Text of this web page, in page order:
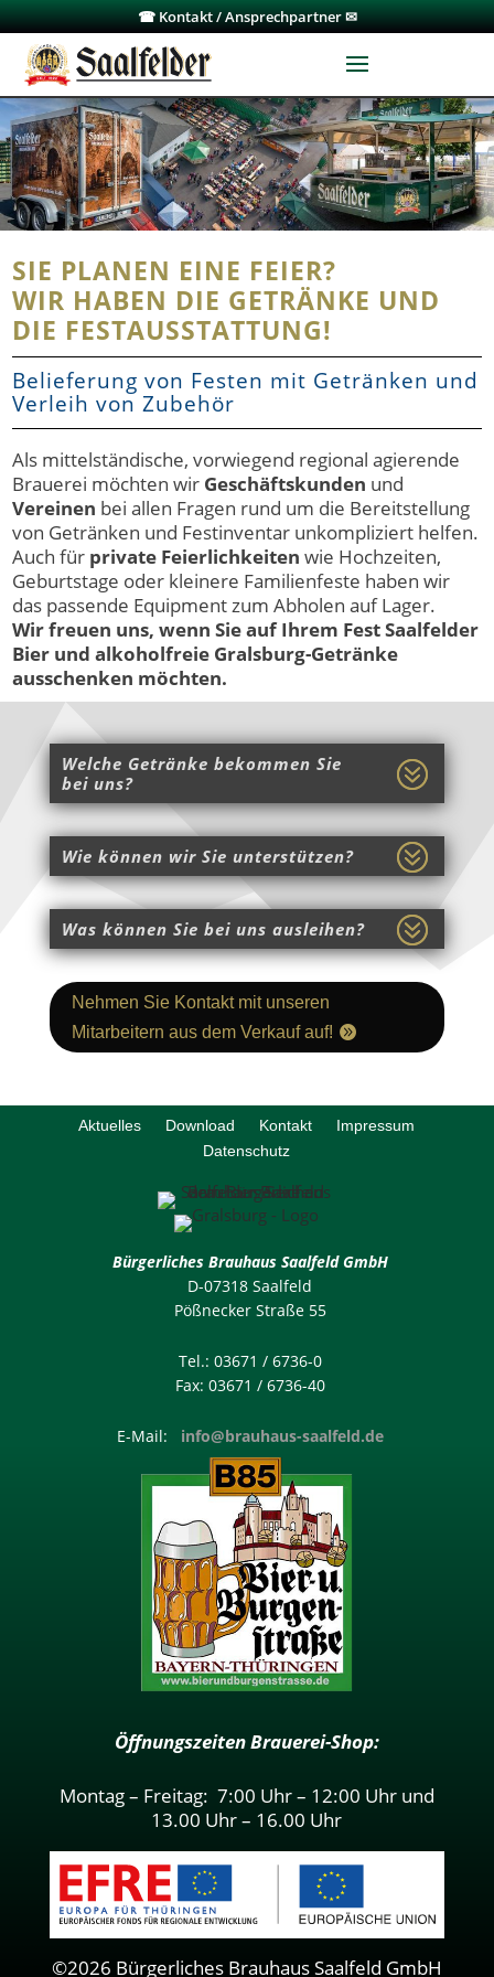
☎ Kontakt / Ansprechpartner ✉
SIE PLANEN EINE FEIER?
WIR HABEN DIE GETRÄNKE UND
DIE FESTAUSSTATTUNG!
Belieferung von Festen mit Getränken und
Verleih von Zubehör
Als mittelständische, vorwiegend regional agierende
Brauerei möchten wir Geschäftskunden und
Vereinen bei allen Fragen rund um die Bereitstellung
von Getränken und Festinventar unkompliziert helfen.
Auch für private Feierlichkeiten wie Hochzeiten,
Geburtstage oder kleinere Familienfeste haben wir
das passende Equipment zum Abholen auf Lager.
Wir freuen uns, wenn Sie auf Ihrem Fest Saalfelder
Bier und alkoholfreie Gralsburg-Getränke
ausschenken möchten.
Welche Getränke bekommen Sie
bei uns?
Wie können wir Sie unterstützen?
Was können Sie bei uns ausleihen?
Nehmen Sie Kontakt mit unseren
Mitarbeitern aus dem Verkauf auf!
Aktuelles Download Kontakt
Impressum
Datenschutz
Bürgerliches Brauhaus Saalfeld GmbH
D-07318 Saalfeld
Pößnecker Straße 55
Tel.: 03671 / 6736-0
Fax: 03671 / 6736-40
E-Mail: info@brauhaus-saalfeld.de
Öffnungszeiten Brauerei-Shop:
Montag – Freitag: 7:00 Uhr – 12:00 Uhr und
13.00 Uhr – 16.00 Uhr
©2026 Bürgerliches Brauhaus Saalfeld GmbH